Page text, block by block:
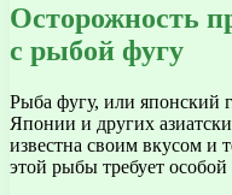
Осторожность
с рыбой фугу
Рыба фугу, или японский
Японии и других
известна своим вкусом и
этой рыбы требует